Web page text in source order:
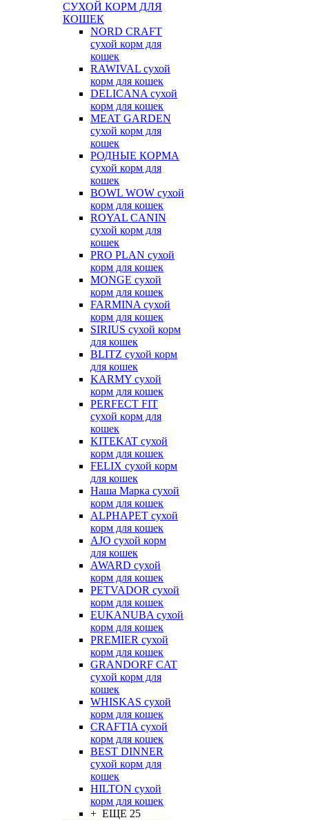
СУХОЙ КОРМ ДЛЯ
КОШЕК
NORD CRAFT
сухой корм для
кошек
RAWIVAL сухой
корм для кошек
DELICANA сухой
корм для кошек
MEAT GARDEN
сухой корм для
кошек
РОДНЫЕ КОРМА
сухой корм для
кошек
BOWL WOW сухой
корм для кошек
ROYAL CANIN
сухой корм для
кошек
PRO PLAN сухой
корм для кошек
MONGE сухой
корм для кошек
FARMINA сухой
корм для кошек
SIRIUS сухой корм
для кошек
BLITZ сухой корм
для кошек
KARMY сухой
корм для кошек
PERFECT FIT
сухой корм для
кошек
KITEKAT сухой
корм для кошек
FELIX сухой корм
для кошек
Наша Марка сухой
корм для кошек
ALPHAPET сухой
корм для кошек
AJO сухой корм
для кошек
AWARD сухой
корм для кошек
PETVADOR сухой
корм для кошек
EUKANUBA сухой
корм для кошек
PREMIER сухой
корм для кошек
GRANDORF CAT
сухой корм для
кошек
WHISKAS сухой
корм для кошек
CRAFTIA сухой
корм для кошек
BEST DINNER
сухой корм для
кошек
HILTON сухой
корм для кошек
+ ЕЩЕ 25